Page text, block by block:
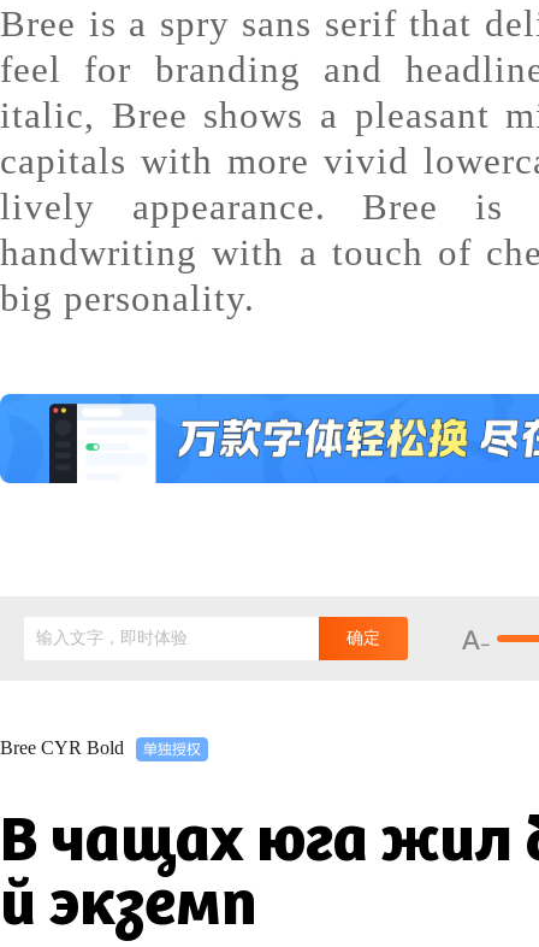
Bree is a spry sans serif that
feel for branding and
italic, Bree shows a pleasant
capitals with more vivid
lively appearance. Bree is
handwriting with a touch of
big personality.
输入文字，即时体验 确定
Bree CYR Bold
В чащах юга жил
й экземп